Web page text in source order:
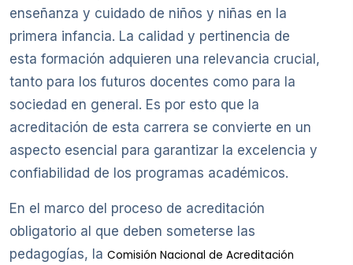
enseñanza y cuidado de niños y niñas en la
primera infancia. La calidad y pertinencia de
esta formación adquieren una relevancia crucial,
tanto para los futuros docentes como para la
sociedad en general. Es por esto que la
acreditación de esta carrera se convierte en un
aspecto esencial para garantizar la excelencia y
confiabilidad de los programas académicos.
En el marco del proceso de acreditación
obligatorio al que deben someterse las
pedagogías, la Comisión Nacional de Acreditación